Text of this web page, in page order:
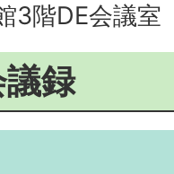
3階DE会議室
録